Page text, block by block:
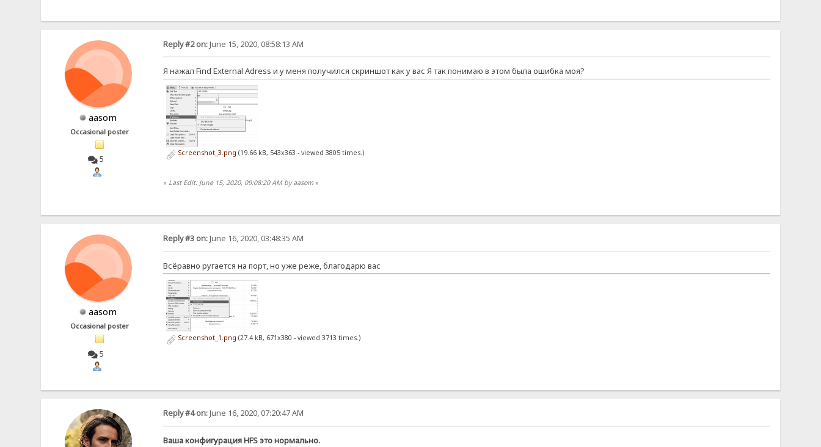
aasom
Occasional poster
5
Reply #2 on:June 15, 2020, 08:58:13 AM
Я нажал Find External Adress и у меня получился скриншот как у вас Я так понимаю в этом была ошибка моя?
Screenshot_3.png (19.66 kB, 543x363 - viewed 3805 times.)
« Last Edit: June 15, 2020, 09:08:20 AM by aasom»
aasom
Occasional poster
5
Reply #3 on:June 16, 2020, 03:48:35 AM
Всёравно ругается на порт, но уже реже, благодарю вас
Screenshot_1.png (27.4 kB, 671x380 - viewed 3713 times.)
Reply #4 on:June 16, 2020, 07:20:47 AM
Ваша конфигурация HFS это нормально.